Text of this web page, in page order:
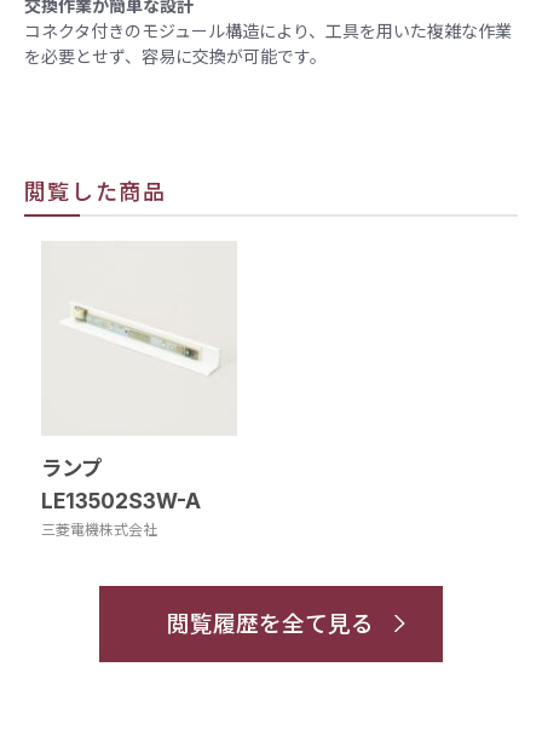
交換作業が簡単な設計
コネクタ付きのモジュール構造により、工具を用いた複雑な作業
を必要とせず、容易に交換が可能です。
閲覧した商品
ランプ
LE13502S3W-A
三菱電機株式会社
閲覧履歴を全て見る